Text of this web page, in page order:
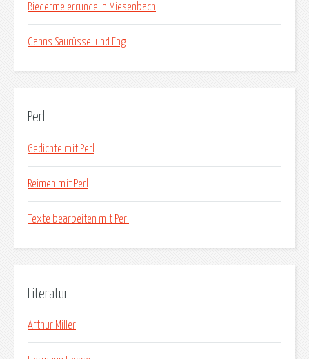
Biedermeierrunde in Miesenbach
Gahns Saurüssel und Eng
Perl
Gedichte mit Perl
Reimen mit Perl
Texte bearbeiten mit Perl
Literatur
Arthur Miller